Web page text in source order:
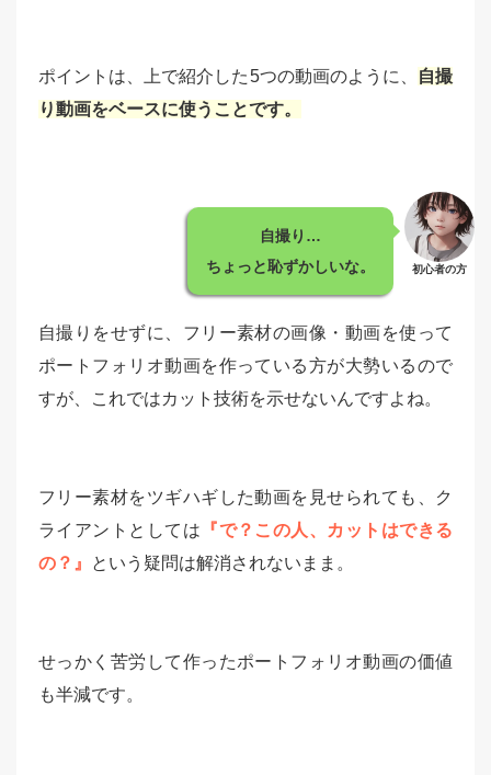
ポイントは、上で紹介した5つの動画のように、
自撮
り動画をベースに使うことです。
自撮り…
ちょっと恥ずかしいな。
初心者の方
自撮りをせずに、フリー素材の画像・動画を使って
ポートフォリオ動画を作っている方が大勢いるので
すが、これではカット技術を示せないんですよね。
フリー素材をツギハギした動画を見せられても、ク
ライアントとしては 『で？この人、カットはできる
の？』
という疑問は解消されないまま。
せっかく苦労して作ったポートフォリオ動画の価値
も半減です。